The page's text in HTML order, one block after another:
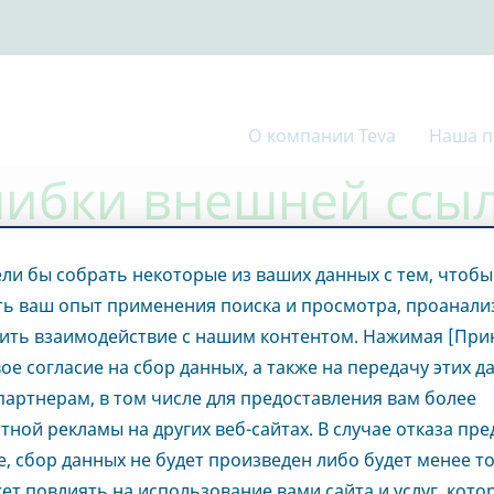
О компании Teva Наша
внешней
эту внешнюю
бы собрать некоторые из ваших данных с тем, чтобы
ваш опыт применения поиска и просмотра,
взаимодействие с нашим контентом. Нажимая
согласие на сбор данных, а также на передачу этих
в том числе для предоставления вам более
рекламы на других веб-сайтах. В случае отказа
сбор данных не будет произведен либо будет менее